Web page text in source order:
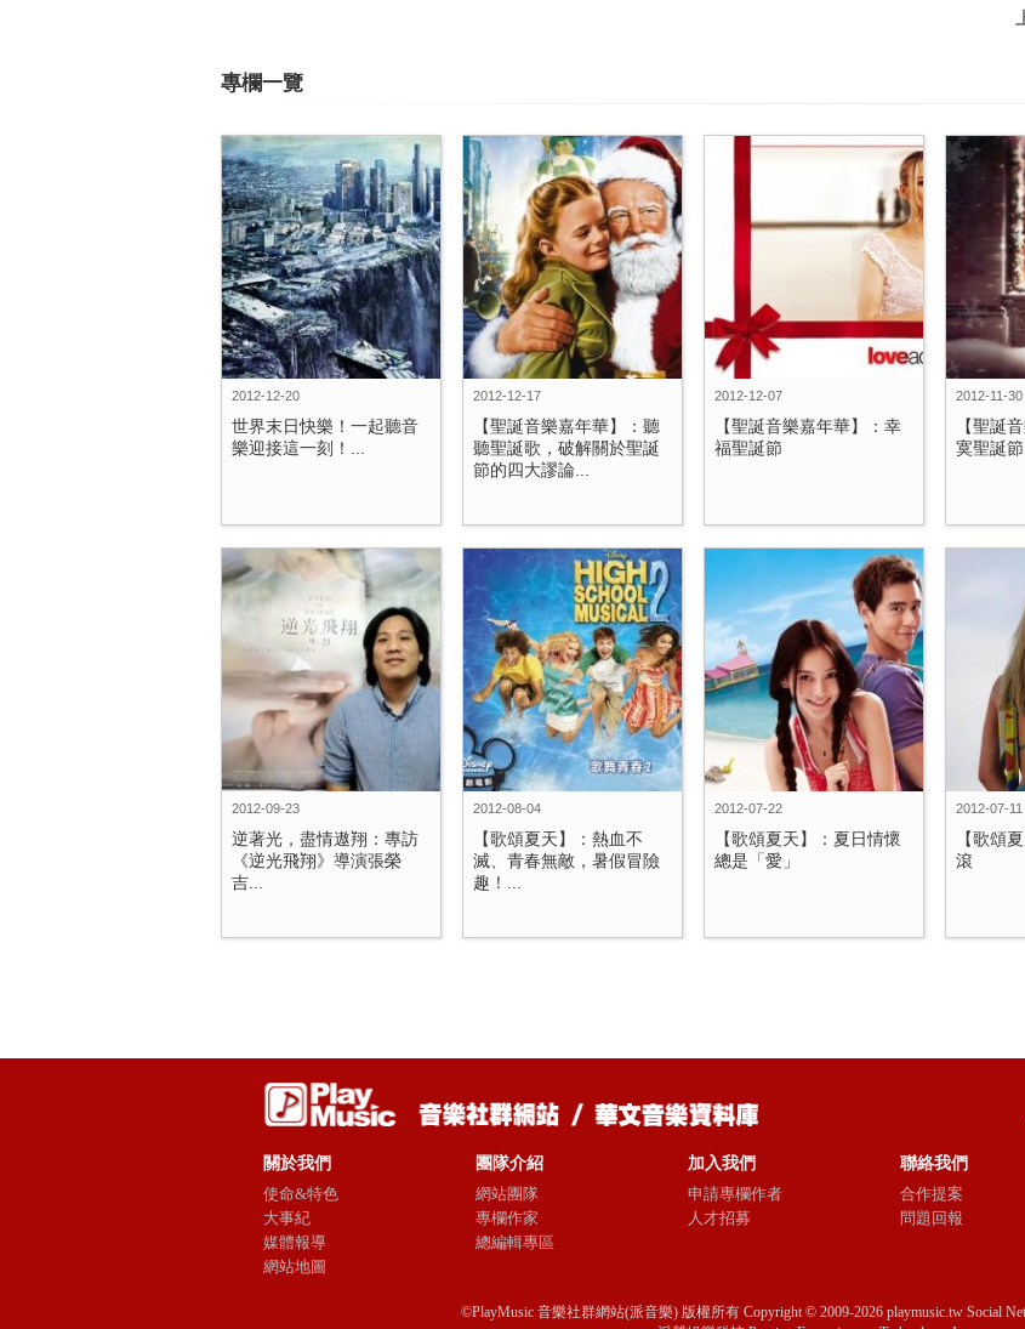
專欄一覽
2012-12-20
世界末日快樂！一起聽音
樂迎接這一刻！...
2012-12-17
【聖誕音樂嘉年華】：聽
聽聖誕歌，破解關於聖誕
節的四大謬論...
2012-12-07
【聖誕音樂嘉年華】：幸
福聖誕節
2012-11-30
【聖誕
寞聖誕節
2012-09-23
逆著光，盡情遨翔：專訪
《逆光飛翔》導演張榮
吉...
2012-08-04
【歌頌夏天】：熱血不
滅、青春無敵，暑假冒險
趣！...
2012-07-22
【歌頌夏天】：夏日情懷
總是「愛」
2012-07-11
【歌頌
滾
關於我們
使命&特色
大事紀
媒體報導
網站地圖
團隊介紹
網站團隊
專欄作家
總編輯專區
加入我們
申請專欄作者
人才招募
聯絡我們
合作提案
問題回報
©PlayMusic 音樂社群網站(派音樂) 版權所有 Copyright © 2009-2026 playmusic.tw Social